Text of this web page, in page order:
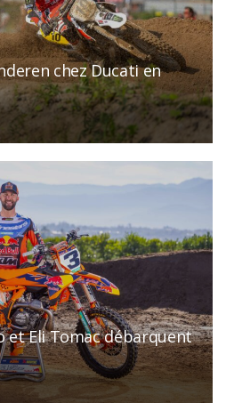
chez Ducati en
et Eli Tomac débarquent